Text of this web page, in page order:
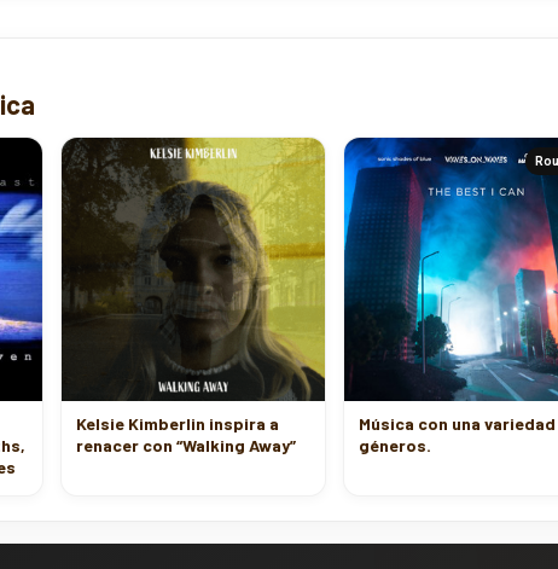
Kelsie Kimberlin inspira a
renacer con “Walking Away”
Música con una
géneros.